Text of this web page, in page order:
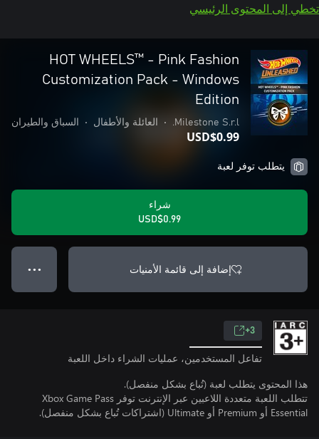
تخطي إلى المحتوى الرئيسي
HOT WHEELS™ - Pink Fashion
Customization Pack - Windows
Edition
Milestone S.r.l.
• العائلة والأطفال • السباق والطيران
USD$0.99
يتطلب توفر لعبة
شراء
USD$0.99
إضافة إلى قائمة الأمنيات ● ● ●
3+
تفاعل المستخدمين، عمليات الشراء داخل اللعبة
هذا المحتوى يتطلب لعبة (تُباع بشكل منفصل).
تتطلب اللعبة متعددة اللاعبين عبر الإنترنت توفر Xbox Game Pass
Essential أو Premium أو Ultimate (اشتراكات تُباع بشكل منفصل).